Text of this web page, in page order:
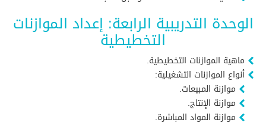
الوحدة التدريبية الرابعة: إعداد الموازنات
التخطيطية
ماهية الموازنات التخطيطية.
أنواع الموازنات التشغيلية:
موازنة المبيعات.
موازنة الإنتاج.
موازنة المواد المباشرة.